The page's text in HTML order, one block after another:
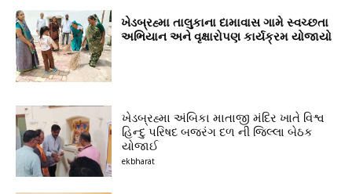
ખેડબ્રહ્મા તાલુકાના દામાવાસ ગામે સ્વચ્છતા
અભિયાન અને વૃક્ષારોપણ કાર્યક્રમ યોજાયો
ખેડબ્રહ્મા અંબિકા માતાજી મંદિર ખાતે વિશ્વ
હિન્દુ પરિષદ બજરંગ દળ ની જિલ્લા બેઠક
યોજાઈ
ekbharat